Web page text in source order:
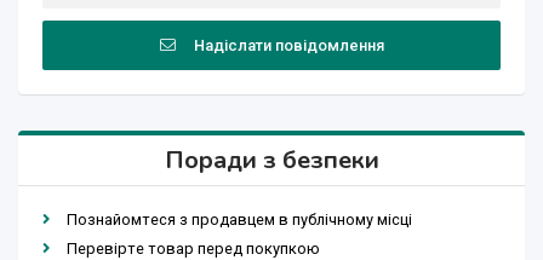
Надіслати повідомлення
Поради з безпеки
Познайомтеся з продавцем в публічному місці
Перевірте товар перед покупкою